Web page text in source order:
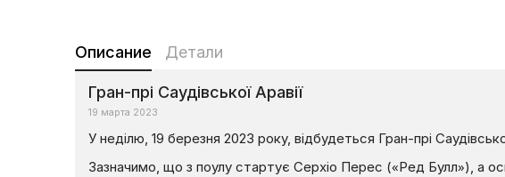
Описание Детали
Гран-прі Саудівської Аравії
19 марта 2023
У неділю, 19 березня 2023 року, відбудеться Гран-прі
Зазначимо, що з поулу стартує Серхіо Перес («Ред Булл»), а